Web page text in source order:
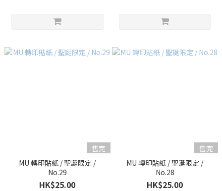
售完
MU 轉印貼紙 / 聖誕限定 /
No.29
HK$25.00
售完
MU 轉印貼紙 / 聖誕限定 /
No.28
HK$25.00